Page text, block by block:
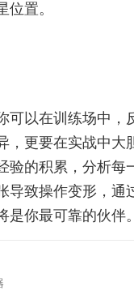
置。
可以在训练场中
，更要在实战中大
验的积累，分析
导致操作变形，
你最可靠的伙伴。